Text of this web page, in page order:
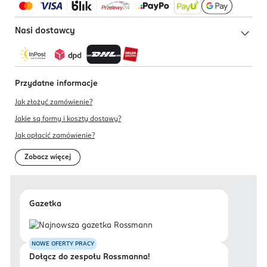
91-341 Łódź
Kod EAN
5 902101 519304
Nasi dostawcy
Przydatne informacje
Jak złożyć zamówienie?
Jakie są formy i koszty dostawy?
Jak opłacić zamówienie?
Zobacz więcej
Gazetka
NOWE OFERTY PRACY
Dołącz do zespołu Rossmanna!